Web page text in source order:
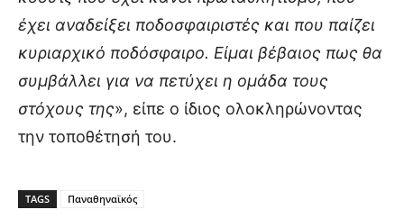
έχει αναδείξει ποδοσφαιριστές και που παίζει
κυριαρχικό ποδόσφαιρο. Είμαι βέβαιος πως θα
συμβάλλει για να πετύχει η ομάδα τους
στόχους της», είπε ο ίδιος ολοκληρώνοντας
την τοποθέτησή του.
TAGS Παναθηναϊκός